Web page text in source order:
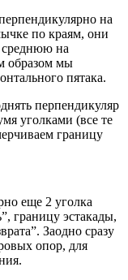
на
по краям, они
на
образом мы
пятака.
перпендикуляр
уголками (все те
границу
еще 2 уголка
границу эстакады,
Заодно сразу
опор, для